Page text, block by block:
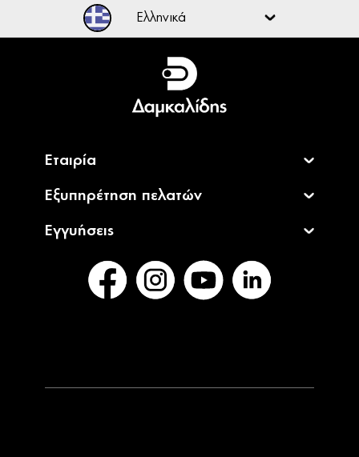
Ελληνικά
Ελληνικά
English
Εταιρία
Εξυπηρέτηση πελατών
Εγγυήσεις